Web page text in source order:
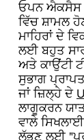
ਓਪਨ ਐਕਸੈਸ
ਵਿੱਚ ਸ਼ਾਮਲ
ਮਾਹਿਰਾਂ ਦੇ
ਲਈ ਬਹੁਤ
ਅਤੇ ਕਾਉਂਟੀ
ਸੁਭਾਗ
ਜਾਂ ਜ਼ਿਲ੍ਹੇ ਦੇ
ਲਾਗੂਕਰਨ
ਵਾਲੇ
ਲੱਭਣ ਲਈ